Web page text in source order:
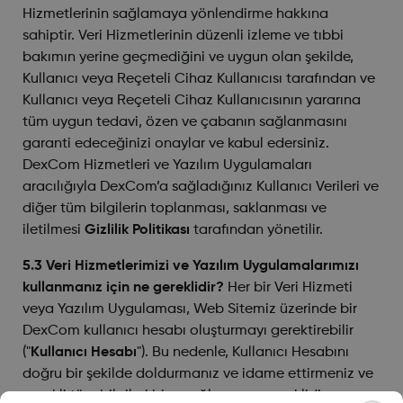
Hizmetlerinin sağlamaya yönlendirme hakkına
sahiptir. Veri Hizmetlerinin düzenli izleme ve tıbbi
bakımın yerine geçmediğini ve uygun olan şekilde,
Kullanıcı veya Reçeteli Cihaz Kullanıcısı tarafından ve
Kullanıcı veya Reçeteli Cihaz Kullanıcısının yararına
tüm uygun tedavi, özen ve çabanın sağlanmasını
garanti edeceğinizi onaylar ve kabul edersiniz.
DexCom Hizmetleri ve Yazılım Uygulamaları
aracılığıyla DexCom’a sağladığınız Kullanıcı Verileri ve
diğer tüm bilgilerin toplanması, saklanması ve
iletilmesi Gizlilik Politikası tarafından yönetilir.
5.3 Veri Hizmetlerimizi ve Yazılım Uygulamalarımızı
kullanmanız için ne gereklidir? Her bir Veri Hizmeti
veya Yazılım Uygulaması, Web Sitemiz üzerinde bir
DexCom kullanıcı hesabı oluşturmayı gerektirebilir
("Kullanıcı Hesabı"). Bu nedenle, Kullanıcı Hesabını
doğru bir şekilde doldurmanız ve idame ettirmeniz ve
gerekli tüm bilgileri bize sağlamanız gereklidir.